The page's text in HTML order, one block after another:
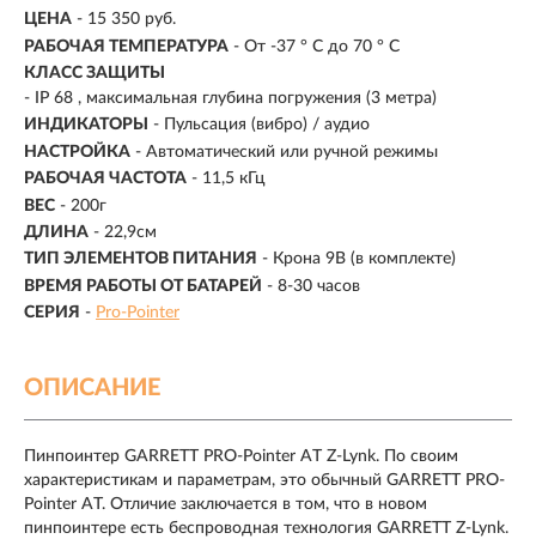
ЦЕНА - 15 350 руб.
РАБОЧАЯ ТЕМПЕРАТУРА - От -37 ° С до 70 ° C
КЛАСС ЗАЩИТЫ
- IP 68 , максимальная глубина погружения (3 метра)
ИНДИКАТОРЫ
- Пульсация (вибро) / аудио
НАСТРОЙКА - Автоматический или ручной режимы
РАБОЧАЯ ЧАСТОТА - 11,5 кГц
ВЕС - 200г
ДЛИНА - 22,9см
ТИП ЭЛЕМЕНТОВ ПИТАНИЯ - Крона 9В (в комплекте)
ВРЕМЯ РАБОТЫ ОТ БАТАРЕЙ - 8-30 часов
СЕРИЯ - Pro-Pointer
ОПИСАНИЕ
Пинпоинтер GARRETT PRO-Pointer AT Z-Lynk. По своим
характеристикам и параметрам, это обычный GARRETT PRO-
Pointer AT. Отличие заключается в том, что в новом
пинпоинтере есть беспроводная технология GARRETT Z-Lynk.